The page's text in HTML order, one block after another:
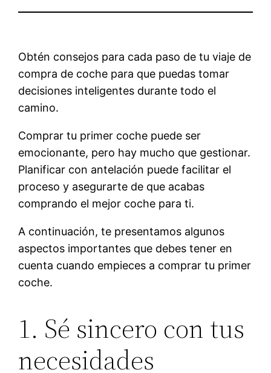
Obtén consejos para cada paso de tu viaje de
compra de coche para que puedas tomar
decisiones inteligentes durante todo el
camino.
Comprar tu primer coche puede ser
emocionante, pero hay mucho que gestionar.
Planificar con antelación puede facilitar el
proceso y asegurarte de que acabas
comprando el mejor coche para ti.
A continuación, te presentamos algunos
aspectos importantes que debes tener en
cuenta cuando empieces a comprar tu primer
coche.
1. Sé sincero con tus
necesidades